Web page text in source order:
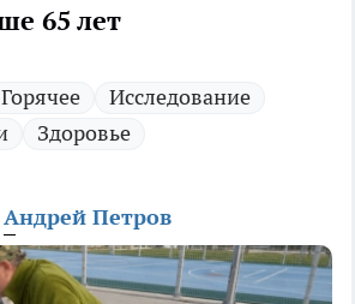
65 лет
Горячее
Исследование
Здоровье
Андрей Петров